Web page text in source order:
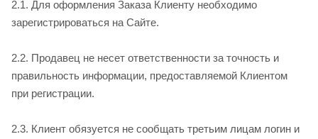
2.1. Для оформления Заказа Клиенту необходимо
зарегистрироваться на Сайте.
2.2. Продавец не несет ответственности за точность и
правильность информации, предоставляемой Клиентом
при регистрации.
2.3. Клиент обязуется не сообщать третьим лицам логин и